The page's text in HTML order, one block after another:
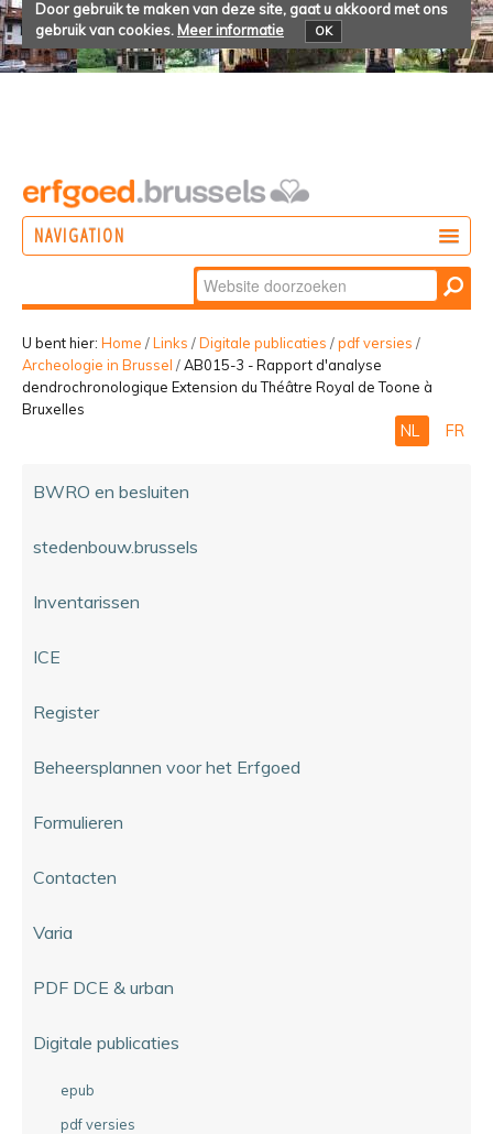
Door gebruik te maken van deze site, gaat u akkoord met ons
gebruik van cookies. Meer informatie OK
NAVIGATION
BELEVEN
Zoek
Geavanceerd
zoeken...
U bent hier: Home /Links /Digitale publicaties /pdf versies /
Archeologie in Brussel /AB015-3 - Rapport d'analyse
dendrochronologique Extension du Théâtre Royal de Toone à
Bruxelles
NL FR
BWRO en besluiten
stedenbouw.brussels
Inventarissen
ICE
Register
Beheersplannen voor het Erfgoed
Formulieren
Contacten
Varia
PDF DCE & urban
Digitale publicaties
epub
pdf versies